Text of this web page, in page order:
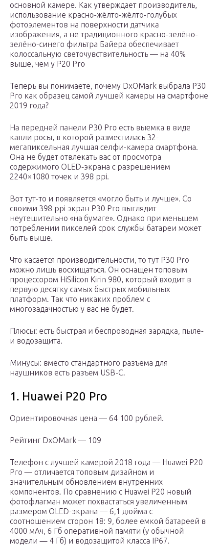
основной камере. Как утверждает производитель,
использование красно-жёлто-жёлто-голубых
фотоэлементов на поверхности датчика
изображения, а не традиционного красно-зелёно-
зелёно-синего фильтра Байера обеспечивает
колоссальную светочувствительность — на 40%
выше, чем у P20 Pro
Теперь вы понимаете, почему DxOMark выбрала P30
Pro как образец самой лучшей камеры на смартфоне
2019 года?
На передней панели P30 Pro есть выемка в виде
капли росы, в которой разместилась 32-
мегапиксельная лучшая селфи-камера смартфона.
Она не будет отвлекать вас от просмотра
содержимого OLED-экрана с разрешением
2240×1080 точек и 398 ppi.
Вот тут-то и появляется «могло быть и лучше». Со
своими 398 ppi экран P30 Pro выглядит
неутешительно «на бумаге». Однако при меньшем
потреблении пикселей срок службы батареи может
быть выше.
Что касается производительности, то тут P30 Pro
можно лишь восхищаться. Он оснащен топовым
процессором HiSilicon Kirin 980, который входит в
первую десятку самых быстрых мобильных
платформ. Так что никаких проблем с
многозадачностью у вас не будет.
Плюсы: есть быстрая и беспроводная зарядка, пыле-
и водозащита.
Минусы: вместо стандартного разъема для
наушников есть разъем USB-C.
1. Huawei P20 Pro
Ориентировочная цена — 64 100 рублей.
Рейтинг DxOMark — 109
Телефон с лучшей камерой 2018 года — Huawei P20
Pro — отличается топовым дизайном и
значительным обновлением внутренних
компонентов. По сравнению с Huawei P20 новый
фотофлагман может похвастаться увеличенным
размером OLED-экрана — 6,1 дюйма с
соотношением сторон 18: 9, более емкой батареей в
4000 мАч, 6 Гб оперативной памяти (у обычной
модели — 4 Гб) и водозащитой класса IP67.